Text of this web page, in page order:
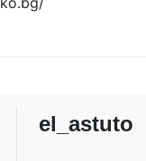
el_astuto